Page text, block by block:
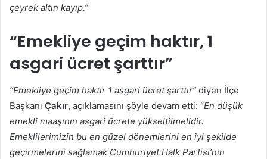
çeyrek altın kayıp.”
“Emekliye geçim haktır, 1
asgari ücret şarttır”
“Emekliye geçim haktır 1 asgari ücret şarttır” diyen İlçe
Başkanı Çakır, açıklamasını şöyle devam etti: “En düşük
emekli maaşının asgari ücrete yükseltilmelidir.
Emeklilerimizin bu en güzel dönemlerini en iyi şekilde
geçirmelerini sağlamak Cumhuriyet Halk Partisi’nin